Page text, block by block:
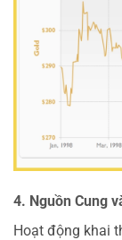
4. Nguồn Cung
Hoạt động khai